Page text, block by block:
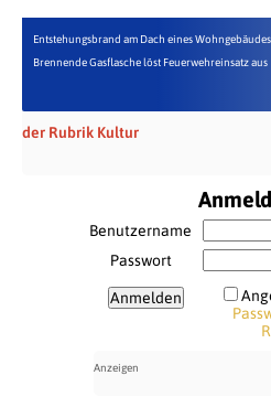
Entstehungsbrand am Dach eines Wohngebäudes
Brennende Gasflasche löst Feuerwehreinsatz aus
der Rubrik Kultur
Benutzername
Passwort